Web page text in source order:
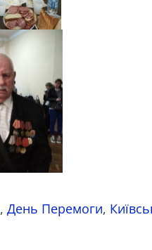
, День Перемоги,